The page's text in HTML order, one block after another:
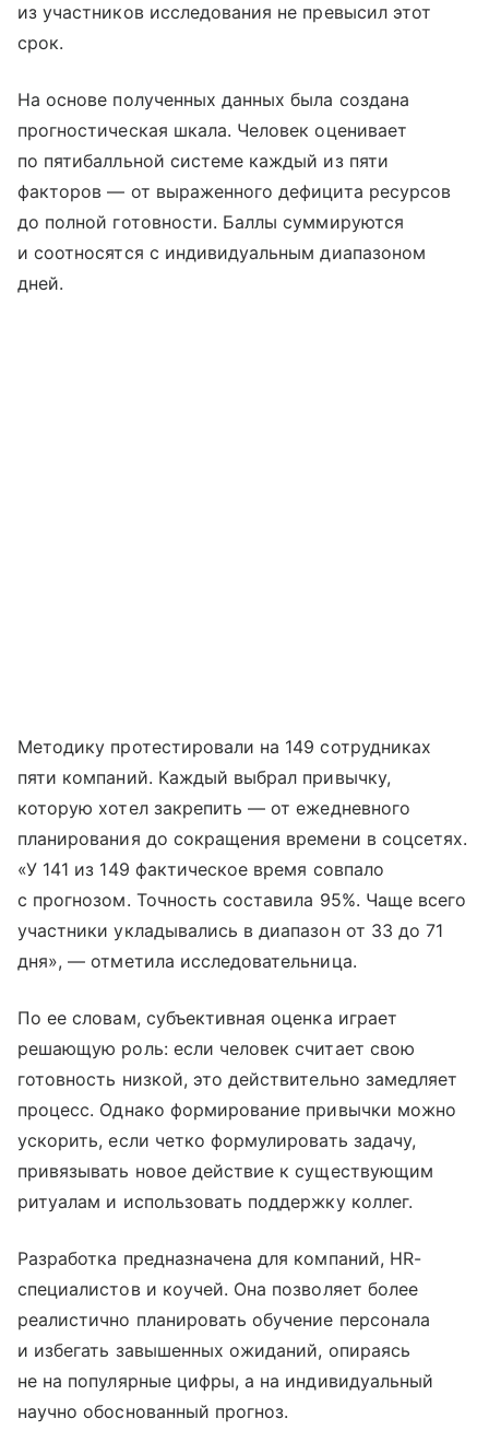
из участников исследования не превысил этот
срок.
На основе полученных данных была создана
прогностическая шкала. Человек оценивает
по пятибалльной системе каждый из пяти
факторов — от выраженного дефицита ресурсов
до полной готовности. Баллы суммируются
и соотносятся с индивидуальным диапазоном
дней.
Методику протестировали на 149 сотрудниках
пяти компаний. Каждый выбрал привычку,
которую хотел закрепить — от ежедневного
планирования до сокращения времени в соцсетях.
«У 141 из 149 фактическое время совпало
с прогнозом. Точность составила 95%. Чаще всего
участники укладывались в диапазон от 33 до 71
дня», — отметила исследовательница.
По ее словам, субъективная оценка играет
решающую роль: если человек считает свою
готовность низкой, это действительно замедляет
процесс. Однако формирование привычки можно
ускорить, если четко формулировать задачу,
привязывать новое действие к существующим
ритуалам и использовать поддержку коллег.
Разработка предназначена для компаний, HR-
специалистов и коучей. Она позволяет более
реалистично планировать обучение персонала
и избегать завышенных ожиданий, опираясь
не на популярные цифры, а на индивидуальный
научно обоснованный прогноз.